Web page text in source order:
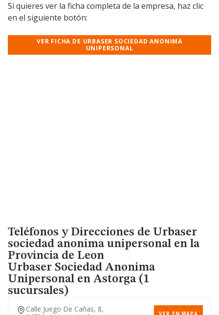
Si quieres ver la ficha completa de la empresa, haz clic
en el siguiente botón:
VER FICHA DE URBASER SOCIEDAD ANONIMA
UNIPERSONAL
Teléfonos y Direcciones de Urbaser
sociedad anonima unipersonal en la
Provincia de Leon
Urbaser Sociedad Anonima
Unipersonal en Astorga (1
sucursales)
Calle Juego De Cañas, 8,
VER EN MAPA